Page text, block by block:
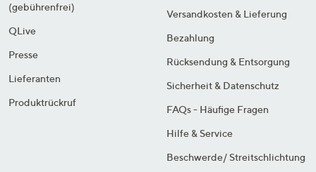
(gebührenfrei)
QLive
Presse
Lieferanten
Produktrückruf
Versandkosten & Lieferung
Bezahlung
Rücksendung & Entsorgung
Sicherheit & Datenschutz
FAQs - Häufige Fragen
Hilfe & Service
Beschwerde/ Streitschlichtung